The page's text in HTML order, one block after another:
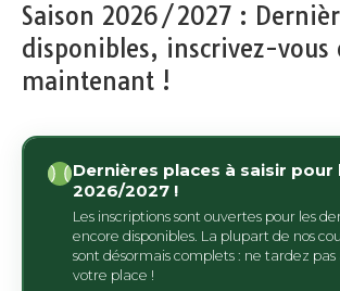
Saison 2026/2027 :
disponibles, inscrivez-vous
maintenant !
Dernières places à saisir pour
2026/2027 !
Les inscriptions sont ouvertes pour les
encore disponibles. La plupart de nos
sont désormais complets : ne tardez
votre place !